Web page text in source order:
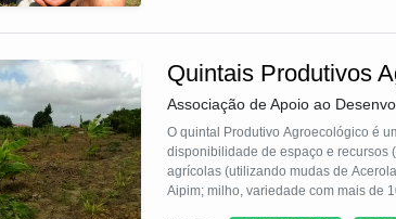
implantação e manutenção dos
deverão promover a segurança
Quintais Produtivos
Associação de Apoio ao
O quintal Produtivo Agroecológico é
disponibilidade de espaço e recursos
agrícolas (utilizando mudas de Acerola,
Aipim; milho, variedade com mais de